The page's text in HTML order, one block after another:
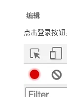
编辑
点击登录按